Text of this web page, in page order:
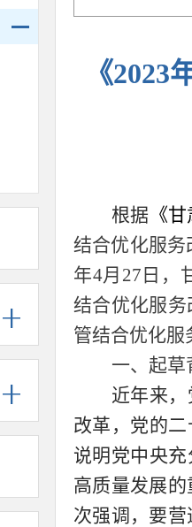
《​
根据 《
结合优化服
年4月 27 日，
结合优化服
管结合优化服
一、起草
近年来
改革，党的
说明党中央
高质量发展
次强调，要